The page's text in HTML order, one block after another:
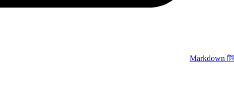
Markdown